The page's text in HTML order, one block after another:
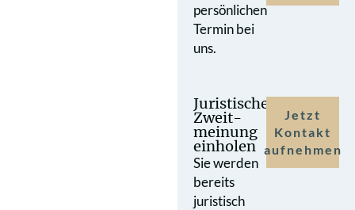
persönlichen
Termin bei
uns.
Juristische
Zweit­
meinung
einholen
Sie werden
bereits
juristisch
Jetzt
Kontakt
aufnehmen